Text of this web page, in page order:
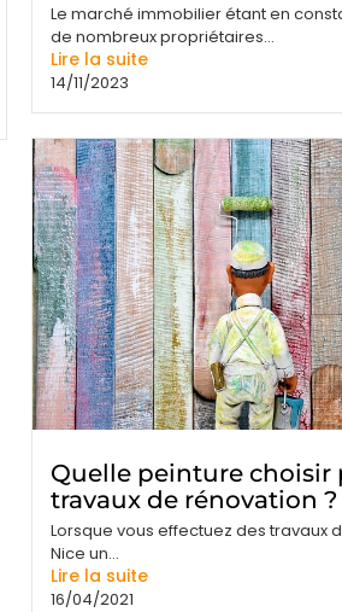
Le marché immobilier étant en
de nombreux propriétaires...
Lire la suite
14/11/2023
Quelle peinture choisir
travaux de rénovation ?
Lorsque vous effectuez des travaux
Nice un...
Lire la suite
16/04/2021